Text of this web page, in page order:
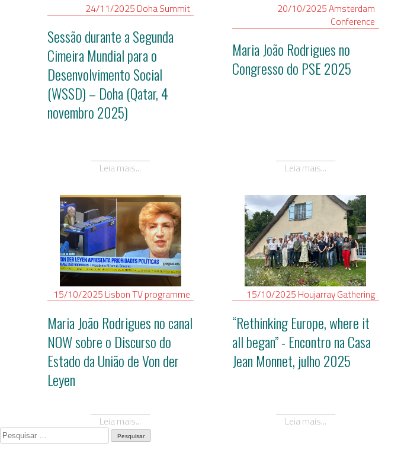
24/11/2025 DohaSummit
Sessão durante a Segunda
Cimeira Mundial para o
Desenvolvimento Social
(WSSD) – Doha (Qatar, 4
novembro 2025)
Leia mais...
20/10/2025Amsterdam
Conference
Maria João Rodrigues no
Congresso do PSE 2025
Leia mais...
15/10/2025 LisbonTV programme
Maria João Rodrigues no canal
NOW sobre o Discurso do
Estado da União de Von der
Leyen
Leia mais...
15/10/2025 HoujarrayGathering
“Rethinking Europe, where it
all began” - Encontro na Casa
Jean Monnet, julho 2025
Leia mais...
Pesquisar
por: